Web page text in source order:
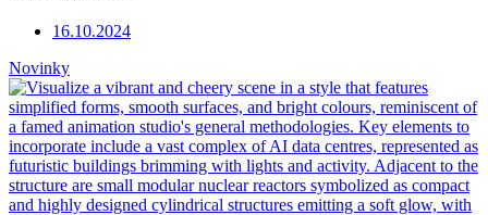
16.10.2024
Novinky